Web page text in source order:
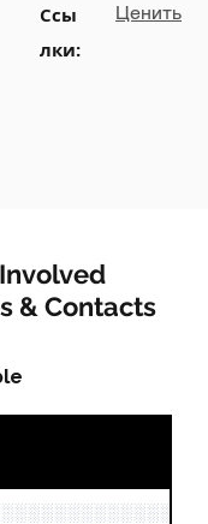
Ссы
лки:
Ценить
& Contacts